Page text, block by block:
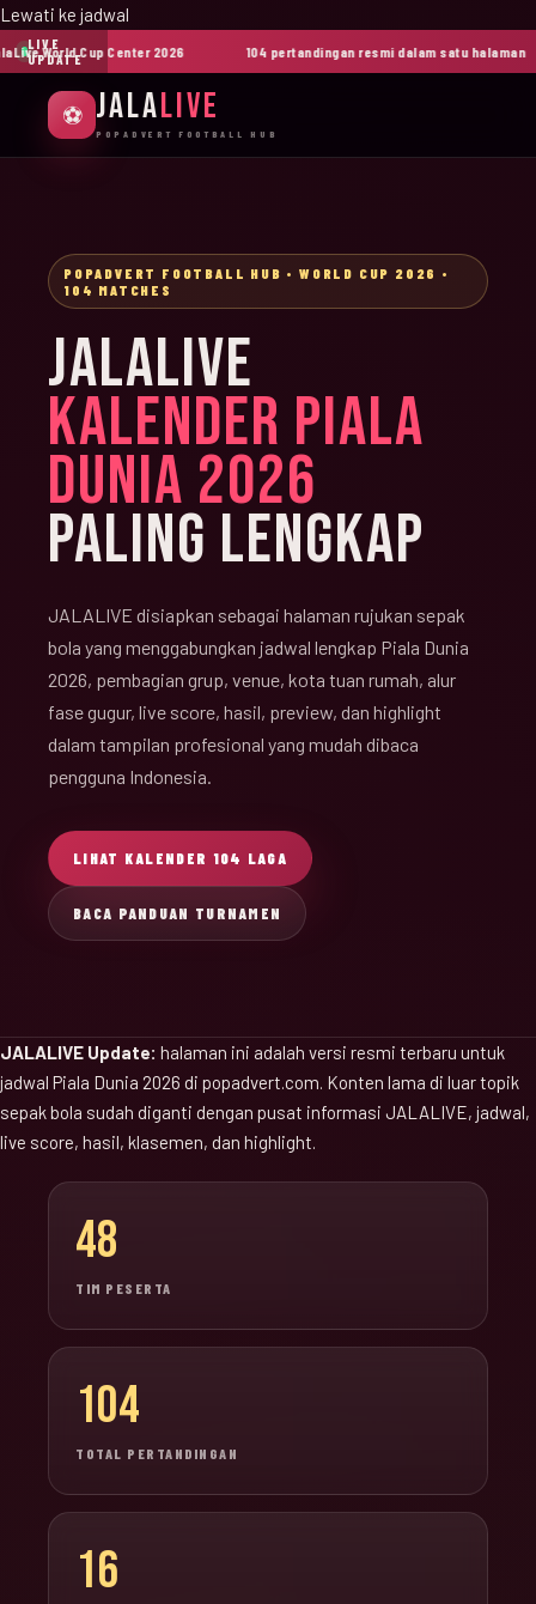
Lewati ke jadwal
LIVE
UPDATE
World Cup Center 2026 104 pertandingan resmi dalam satu halaman
⚽ JALALIVE
POPADVERT FOOTBALL HUB
POPADVERT FOOTBALL HUB • WORLD CUP 2026 •
104 MATCHES
JALALIVE
KALENDER PIALA
DUNIA 2026
PALING LENGKAP
JALALIVE disiapkan sebagai halaman rujukan sepak
bola yang menggabungkan jadwal lengkap Piala Dunia
2026, pembagian grup, venue, kota tuan rumah, alur
fase gugur, live score, hasil, preview, dan highlight
dalam tampilan profesional yang mudah dibaca
pengguna Indonesia.
LIHAT KALENDER 104 LAGA
BACA PANDUAN TURNAMEN
JALALIVE Update: halaman ini adalah versi resmi terbaru untuk
jadwal Piala Dunia 2026 di popadvert.com. Konten lama di luar topik
sepak bola sudah diganti dengan pusat informasi JALALIVE, jadwal,
live score, hasil, klasemen, dan highlight.
48
TIM PESERTA
104
TOTAL PERTANDINGAN
16